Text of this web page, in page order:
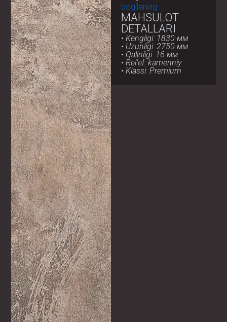
bog‘laning
MAHSULOT
DETALLARI
• Kengligi: 1830 мм
• Uzunligi: 2750 мм
• Qalinligi: 16 мм
• Rel’ef: kamenniy
• Klassi: Premium